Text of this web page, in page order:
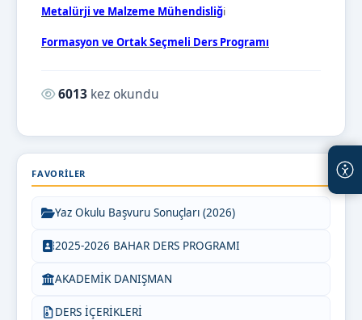
Metalürji ve Malzeme Mühendisliği
Formasyon ve Ortak Seçmeli Ders Programı
Okunma sayısı:
6013 kez okundu
FAVORILER
Yaz Okulu Başvuru Sonuçları (2026)
2025-2026 BAHAR DERS PROGRAMI
AKADEMİK DANIŞMAN
DERS İÇERİKLERİ